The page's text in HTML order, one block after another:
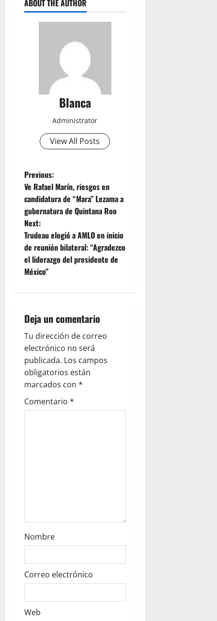
ABOUT THE AUTHOR
Blanca
Administrator
View All Posts
P
o
s
t
n
a
i
g
a
t
i
Previous:
Ve Rafael Marín, riesgos en
candidatura de “Mara” Lezama a
gubernatura de Quintana Roo
Next:
Trudeau elogió a AMLO en inicio
de reunión bilateral: “Agradezco
el liderazgo del presidente de
México”
Deja un comentario
Tu dirección de correo
electrónico no será
publicada. Los campos
obligatorios están
marcados con *
Comentario *
Nombre
Correo electrónico
Web